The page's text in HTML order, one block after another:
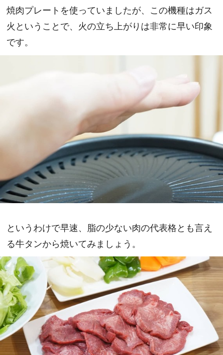
焼肉プレートを使っていましたが、この機種はガス
火ということで、火の立ち上がりは非常に早い印象
です。
というわけで早速、脂の少ない肉の代表格とも言え
る牛タンから焼いてみましょう。